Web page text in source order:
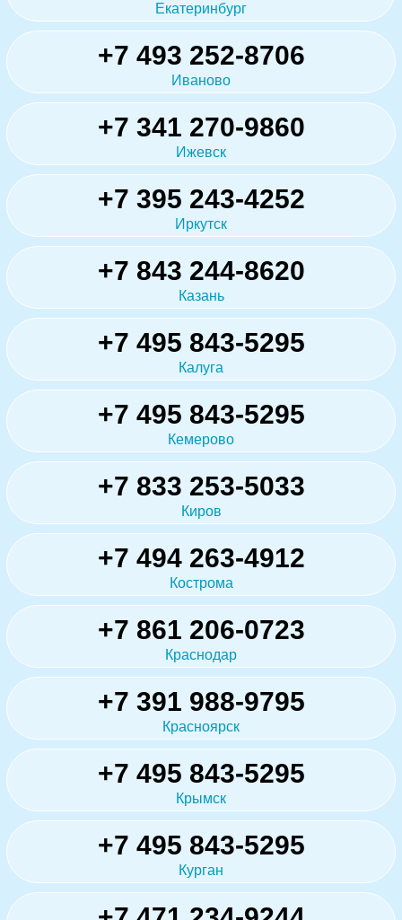
Екатеринбург
+7 493 252-8706
Иваново
+7 341 270-9860
Ижевск
+7 395 243-4252
Иркутск
+7 843 244-8620
Казань
+7 495 843-5295
Калуга
+7 495 843-5295
Кемерово
+7 833 253-5033
Киров
+7 494 263-4912
Кострома
+7 861 206-0723
Краснодар
+7 391 988-9795
Красноярск
+7 495 843-5295
Крымск
+7 495 843-5295
Курган